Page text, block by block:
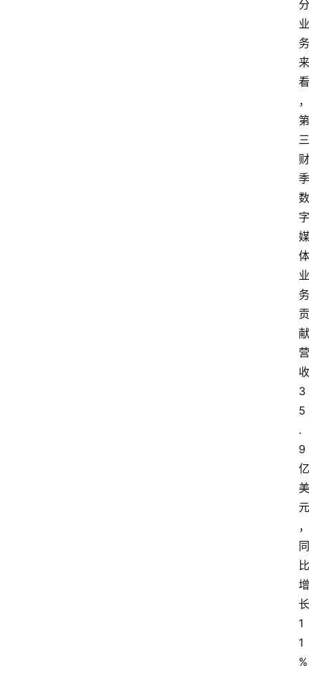
分
业
务
来
看
，
第
三
财
季
数
字
媒
体
业
务
贡
献
营
收
3
5
.
9
亿
美
元
，
同
比
增
长
1
1
%